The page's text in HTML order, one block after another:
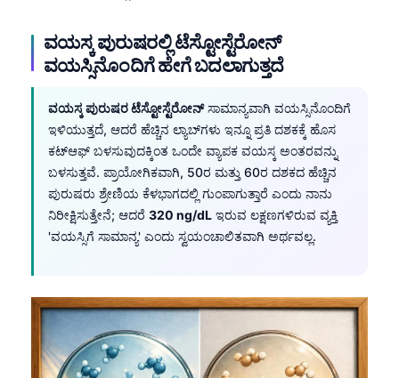
ವಯಸ್ಕ ಪುರುಷರಲ್ಲಿ ಟೆಸ್ಟೋಸ್ಟೆರೋನ್
ವಯಸ್ಸಿನೊಂದಿಗೆ ಹೇಗೆ ಬದಲಾಗುತ್ತದೆ
ವಯಸ್ಕ ಪುರುಷರ ಟೆಸ್ಟೋಸ್ಟೆರೋನ್ಸಾಮಾನ್ಯವಾಗಿ ವಯಸ್ಸಿನೊಂದಿಗೆ
ಇಳಿಯುತ್ತದೆ, ಆದರೆ ಹೆಚ್ಚಿನ ಲ್ಯಾಬ್‌ಗಳು ಇನ್ನೂ ಪ್ರತಿ ದಶಕಕ್ಕೆ ಹೊಸ
ಕಟ್‌ಆಫ್‌ ಬಳಸುವುದಕ್ಕಿಂತ ಒಂದೇ ವ್ಯಾಪಕ ವಯಸ್ಕ ಅಂತರವನ್ನು
ಬಳಸುತ್ತವೆ. ಪ್ರಾಯೋಗಿಕವಾಗಿ, 50ರ ಮತ್ತು 60ರ ದಶಕದ ಹೆಚ್ಚಿನ
ಪುರುಷರು ಶ್ರೇಣಿಯ ಕೆಳಭಾಗದಲ್ಲಿ ಗುಂಪಾಗುತ್ತಾರೆ ಎಂದು ನಾನು
ನಿರೀಕ್ಷಿಸುತ್ತೇನೆ; ಆದರೆ 320 ng/dL ಇರುವ ಲಕ್ಷಣಗಳಿರುವ ವ್ಯಕ್ತಿ
'ವಯಸ್ಸಿಗೆ ಸಾಮಾನ್ಯ' ಎಂದು ಸ್ವಯಂಚಾಲಿತವಾಗಿ ಅರ್ಥವಲ್ಲ.